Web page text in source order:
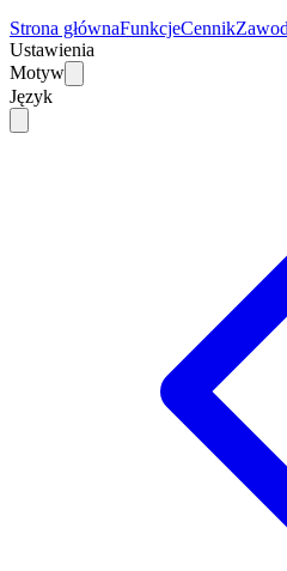
Strona głównaFunkcjeCennik
Ustawienia
Motyw
Język